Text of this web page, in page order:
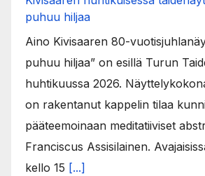
puhuu hiljaa
Aino Kivisaaren 80-
puhuu hiljaa” on esillä Turun
huhtikuussa 2026.
on rakentanut kappelin tilaa
pääteemoinaan meditatiiviset
Franciscus Assisilainen.
kello 15 [...]